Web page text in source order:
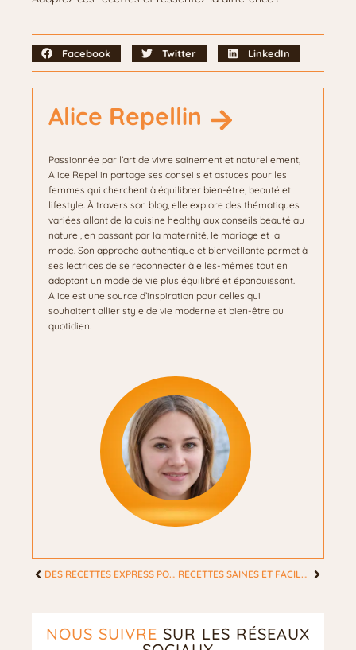
Facebook Twitter LinkedIn
Alice Repellin
Passionnée par l’art de vivre sainement et naturellement,
Alice Repellin partage ses conseils et astuces pour les
femmes qui cherchent à équilibrer bien-être, beauté et
lifestyle. À travers son blog, elle explore des thématiques
variées allant de la cuisine healthy aux conseils beauté au
naturel, en passant par la maternité, le mariage et la
mode. Son approche authentique et bienveillante permet à
ses lectrices de se reconnecter à elles-mêmes tout en
adoptant un mode de vie plus équilibré et épanouissant.
Alice est une source d’inspiration pour celles qui
souhaitent allier style de vie moderne et bien-être au
quotidien.
DES RECETTES EXPRESS POUR FEMMES MODERNES : SIMPLICITÉ ET GOURMANDISE AU QUOTIDIEN RECETTES SAINES ET FACILES POUR LA FEMME MODERNE
NOUS SUIVRE SUR LES RÉSEAUX